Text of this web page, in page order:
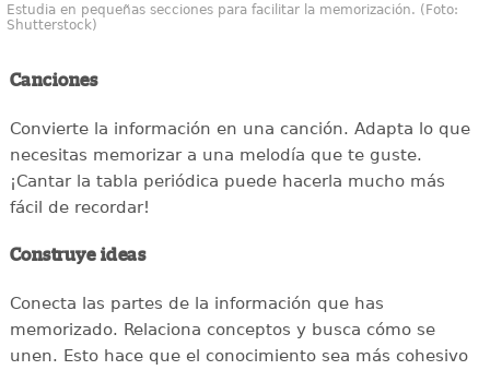
Estudia en pequeñas secciones para facilitar la memorización. (Foto:
Shutterstock)
Canciones
Convierte la información en una canción. Adapta lo que
necesitas memorizar a una melodía que te guste.
¡Cantar la tabla periódica puede hacerla mucho más
fácil de recordar!
Construye ideas
Conecta las partes de la información que has
memorizado. Relaciona conceptos y busca cómo se
unen. Esto hace que el conocimiento sea más cohesivo